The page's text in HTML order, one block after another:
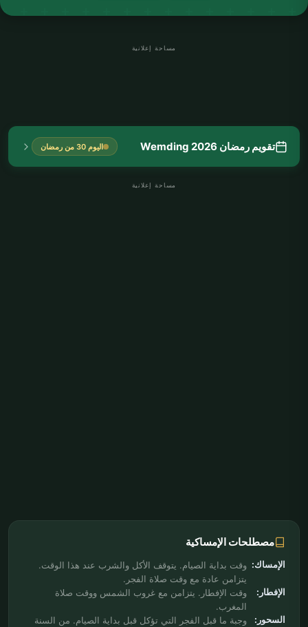
مساحة إعلانية
تقويم رمضان Wemding 2026 اليوم 30 من رمضان
مساحة إعلانية
مصطلحات الإمساكية
الإمساك: وقت بداية الصيام. يتوقف الأكل والشرب عند هذا الوقت.
يتزامن عادة مع وقت صلاة الفجر.
الإفطار:
وقت الإفطار. يتزامن مع غروب الشمس ووقت صلاة
المغرب.
السحور:
وجبة ما قبل الفجر التي تؤكل قبل بداية الصيام. من السنة